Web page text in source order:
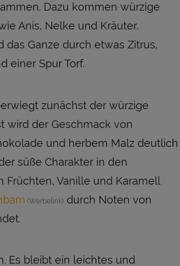
Dazu kommen würzige
Anis, Nelke und Kräuter.
das Ganze durch etwas Zitrus,
einer Spur Torf.
zunächst der würzige
wird der Geschmack von
und herbem Malz deutlich
süße Charakter in den
Früchten, Vanille und Karamell
durch Noten von
Es bleibt ein leichtes und